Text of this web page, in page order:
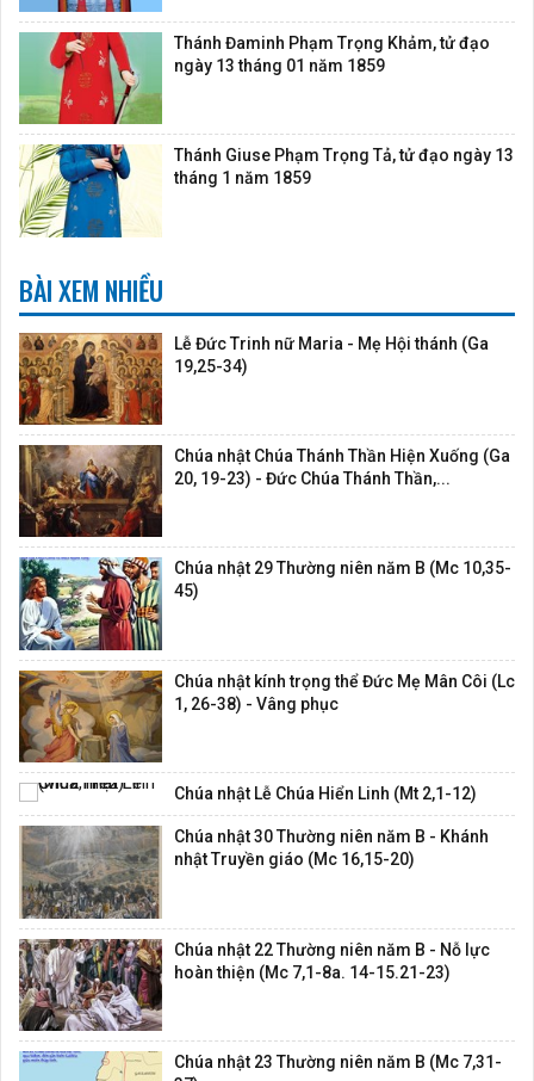
Thánh Đaminh Phạm Trọng Khảm, tử đạo
ngày 13 tháng 01 năm 1859
Thánh Giuse Phạm Trọng Tả, tử đạo ngày 13
tháng 1 năm 1859
BÀI XEM NHIỀU
Lễ Đức Trinh nữ Maria - Mẹ Hội thánh (Ga
19,25-34)
Chúa nhật Chúa Thánh Thần Hiện Xuống (Ga
20, 19-23) - Đức Chúa Thánh Thần,...
Chúa nhật 29 Thường niên năm B (Mc 10,35-
45)
Chúa nhật kính trọng thể Đức Mẹ Mân Côi (Lc
1, 26-38) - Vâng phục
Chúa nhật Lễ Chúa Hiển Linh (Mt 2,1-12)
Chúa nhật 30 Thường niên năm B - Khánh
nhật Truyền giáo (Mc 16,15-20)
Chúa nhật 22 Thường niên năm B - Nỗ lực
hoàn thiện (Mc 7,1-8a. 14-15.21-23)
Chúa nhật 23 Thường niên năm B (Mc 7,31-